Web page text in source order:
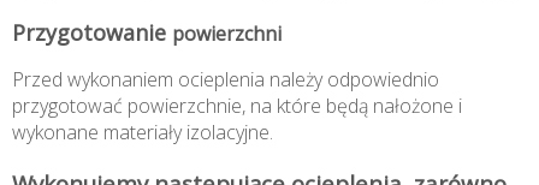
Przygotowanie powierzchni
Przed wykonaniem ocieplenia należy odpowiednio
przygotować powierzchnie, na które będą nałożone i
wykonane materiały izolacyjne.